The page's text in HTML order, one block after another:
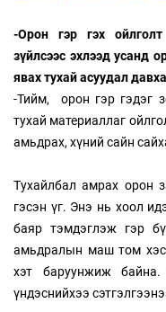
-Орон гэр гэх
зүйлсээс эхлээд усанд
явах тухай асуудал
-Тийм, орон гэр гэдэг
тухай материаллаг
амьдрах, хүний сайн
Тухайлбал амрах орон
гэсэн үг. Энэ нь хоол
баяр тэмдэглэж гэр
амьдралын маш том
хэт баруунжиж
үндэснийхээ